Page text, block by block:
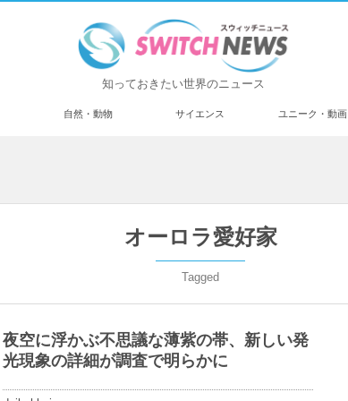
知っておきたい世界のニュース
自然・動物 サイエンス ユニーク・動画
オーロラ愛好家
Tagged
夜空に浮かぶ不思議な薄紫の帯、新しい発
光現象の詳細が調査で明らかに